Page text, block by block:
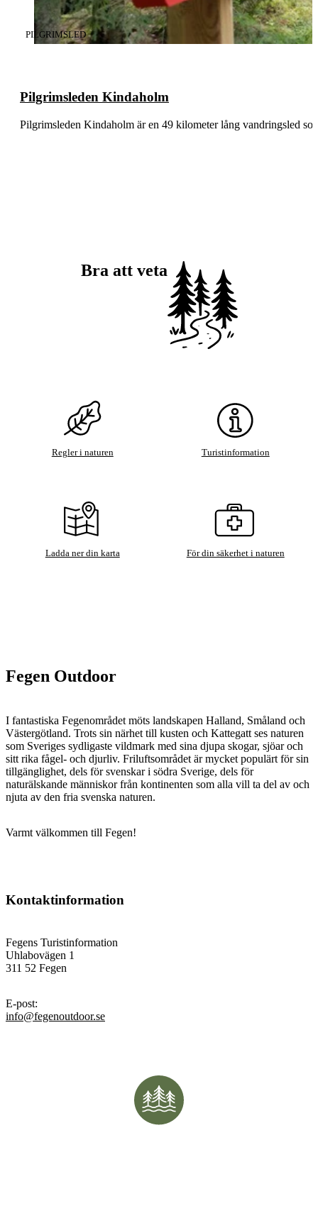
Pilgrimsleden Kindaholm
KATEGORI:
PILGRIMSLED
Pilgrimsleden Kindaholm är en 49 kilometer lång vandringsled
Bra att veta
Regler i naturen Turistinformation
Ladda ner din karta För din säkerhet i naturen
Fegen Outdoor
I fantastiska Fegenområdet möts landskapen Halland, Småland och
Västergötland. Trots sin närhet till kusten och Kattegatt ses naturen
som Sveriges sydligaste vildmark med sina djupa skogar, sjöar och
sitt rika fågel- och djurliv. Friluftsområdet är mycket populärt för sin
tillgänglighet, dels för svenskar i södra Sverige, dels för
naturälskande människor från kontinenten som alla vill ta del av och
njuta av den fria svenska naturen.
Varmt välkommen till Fegen!
Kontaktinformation
Fegens Turistinformation
Uhlabovägen 1
311 52 Fegen
E-post:
info@fegenoutdoor.se